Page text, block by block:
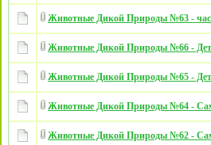
Животные Дикой Природы №63 -
Животные Дикой Природы №66 -
Животные Дикой Природы №65 -
Животные Дикой Природы №64 -
Животные Дикой Природы №62 -